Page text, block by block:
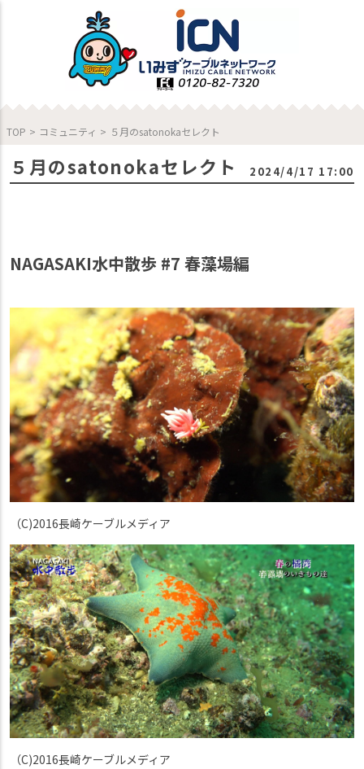
TOP > コミュニティ > ５月のsatonokaセレクト
５月のsatonokaセレクト 2024/4/17 17:00
NAGASAKI水中散歩 #7 春藻場編
（C)2016長崎ケーブルメディア
（C)2016長崎ケーブルメディア